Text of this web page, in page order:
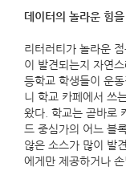
데이터의 놀라운 힘
리터러티가 놀라운
이 발견되는지 자연
등학교 학생들이 운
니 학교 카페에서 쓰
왔다. 학교는 곧바로
드 중심가의 어느 블
않은 소스가 많이 발
에게만 제공하거나